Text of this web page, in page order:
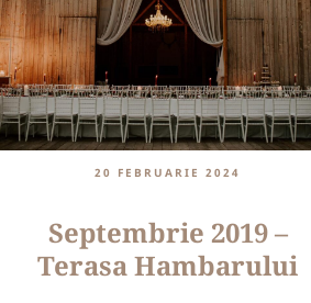
20 FEBRUARIE 2024
Septembrie 2019 –
Terasa Hambarului